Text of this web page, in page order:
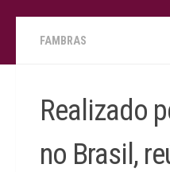
FAMBRAS
Realizado
no Brasil,